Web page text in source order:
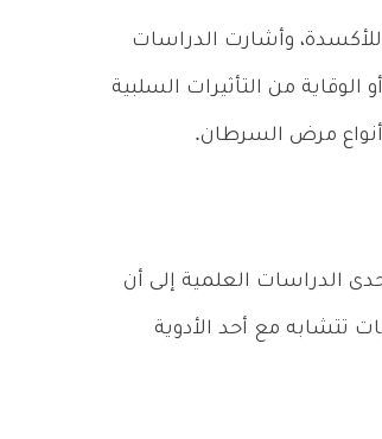
وأشارت الدراسات
من التأثيرات السلبية
أنواع مرض السرطان.
الدراسات العلمية إلى أن
تتشابه مع أحد الأدوية